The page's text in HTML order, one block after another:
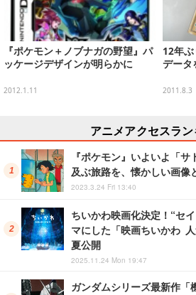
『ポケモン＋ノブナガの野望』パ
ッケージデザインが明らかに
2012.1.11
12年
データ
2011.8.3
アニメアクセスラ
『ポケモン』いよいよ「
及ぶ旅路を、懐かしい画像
2023.3.24 Fri 13:40
ちいかわ映画化決定！“セ
マにした「映画ちいかわ
夏公開
2025.11.24 Mon 19:47
ガンダムシリーズ最新作「